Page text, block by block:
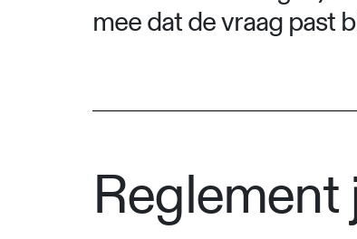
mee dat de vraag past
Reglement